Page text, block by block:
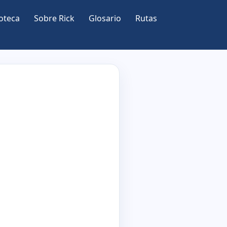
Sobre Rick Glosario Rutas